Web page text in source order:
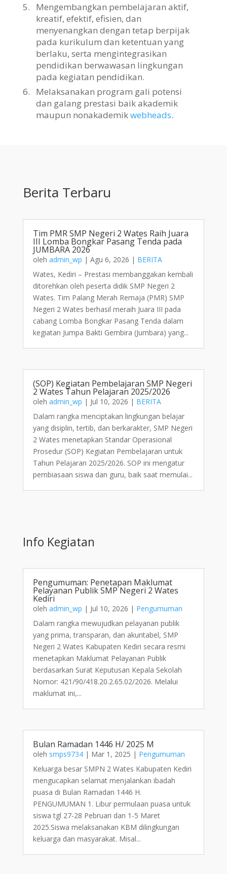
5.
Mengembangkan pembelajaran aktif,
kreatif, efektif, efisien, dan
menyenangkan dengan tetap berpijak
pada kurikulum dan ketentuan yang
berlaku, serta mengintegrasikan
pendidikan berwawasan lingkungan
pada kegiatan pendidikan.
6.
Melaksanakan program gali potensi
dan galang prestasi baik akademik
maupun nonakademikwebheads.
Berita Terbaru
Tim PMR SMP Negeri 2 Wates Raih Juara
III Lomba Bongkar Pasang Tenda pada
JUMBARA 2026
oleh admin_wp | Agu 6, 2026 | BERITA
Wates, Kediri – Prestasi membanggakan kembali
ditorehkan oleh peserta didik SMP Negeri 2
Wates. Tim Palang Merah Remaja (PMR) SMP
Negeri 2 Wates berhasil meraih Juara III pada
cabang Lomba Bongkar Pasang Tenda dalam
kegiatan Jumpa Bakti Gembira (Jumbara) yang...
(SOP) Kegiatan Pembelajaran SMP Negeri
2 Wates Tahun Pelajaran 2025/2026
oleh admin_wp | Jul 10, 2026 | BERITA
Dalam rangka menciptakan lingkungan belajar
yang disiplin, tertib, dan berkarakter, SMP Negeri
2 Wates menetapkan Standar Operasional
Prosedur (SOP) Kegiatan Pembelajaran untuk
Tahun Pelajaran 2025/2026. SOP ini mengatur
pembiasaan siswa dan guru, baik saat memulai...
Info Kegiatan
Pengumuman: Penetapan Maklumat
Pelayanan Publik SMP Negeri 2 Wates
Kediri
oleh admin_wp | Jul 10, 2026 | Pengumuman
Dalam rangka mewujudkan pelayanan publik
yang prima, transparan, dan akuntabel, SMP
Negeri 2 Wates Kabupaten Kediri secara resmi
menetapkan Maklumat Pelayanan Publik
berdasarkan Surat Keputusan Kepala Sekolah
Nomor: 421/90/418.20.2.65.02/2026. Melalui
maklumat ini,...
Bulan Ramadan 1446 H/ 2025 M
oleh smps9734| Mar 1, 2025 | Pengumuman
Keluarga besar SMPN 2 Wates Kabupaten Kediri
mengucapkan selamat menjalankan ibadah
puasa di Bulan Ramadan 1446 H.
PENGUMUMAN 1. Libur permulaan puasa untuk
siswa tgl 27-28 Pebruari dan 1-5 Maret
2025.Siswa melaksanakan KBM dilingkungan
keluarga dan masyarakat. Misal...